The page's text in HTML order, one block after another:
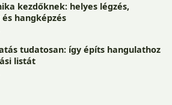
kezdőknek: helyes légzés,
hangképzés
tudatosan: így építs hangulathoz
listát